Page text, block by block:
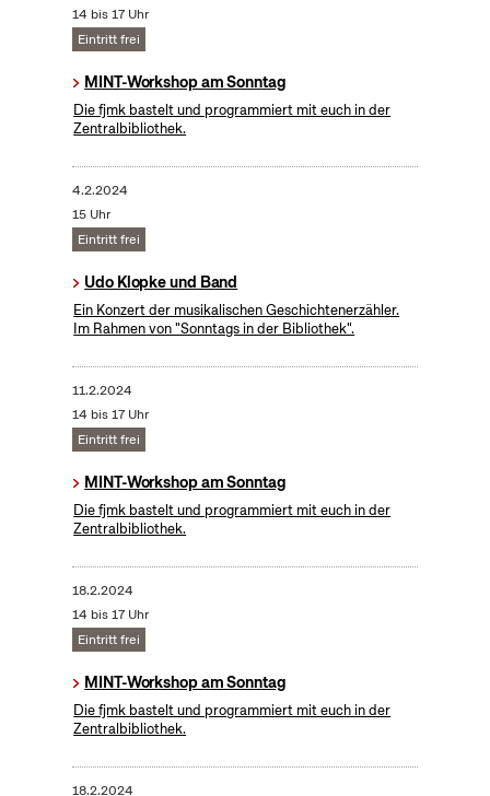
14 bis 17 Uhr
Eintritt frei
MINT-Workshop am Sonntag
Die fjmk bastelt und programmiert mit euch in der
Zentralbibliothek.
4.2.2024
15 Uhr
Eintritt frei
Udo Klopke und Band
Ein Konzert der musikalischen Geschichtenerzähler.
Im Rahmen von "Sonntags in der Bibliothek".
11.2.2024
14 bis 17 Uhr
Eintritt frei
MINT-Workshop am Sonntag
Die fjmk bastelt und programmiert mit euch in der
Zentralbibliothek.
18.2.2024
14 bis 17 Uhr
Eintritt frei
MINT-Workshop am Sonntag
Die fjmk bastelt und programmiert mit euch in der
Zentralbibliothek.
18.2.2024